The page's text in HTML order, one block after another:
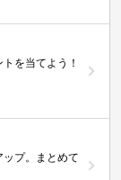
を当てよう！
プ。まとめて